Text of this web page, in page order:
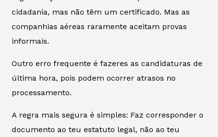
cidadania, mas não têm um certificado. Mas as
companhias aéreas raramente aceitam provas
informais.
Outro erro frequente é fazeres as candidaturas de
última hora, pois podem ocorrer atrasos no
processamento.
A regra mais segura é simples: Faz corresponder o
documento ao teu estatuto legal, não ao teu